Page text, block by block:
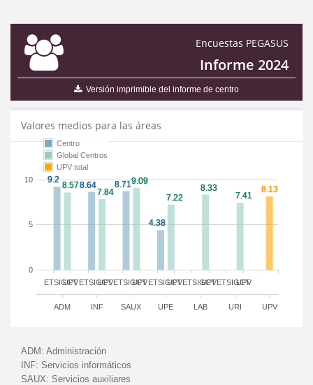
Encuestas PEGASUS
Informe 2024
Versión imprimible del informe de centro
Valores medios para las áreas
ETSIGCT ETSIGCTETSIGCT ETSIGCTETSIGCTETSIGCT
UPV UPV UPV UPV UPV UPV
ADM INF SAUX UPE LAB URI UPV
0
5
10
Centro
Global Centros
UPV total
ADM: Administración
INF: Servicios informáticos
SAUX: Servicios auxiliares